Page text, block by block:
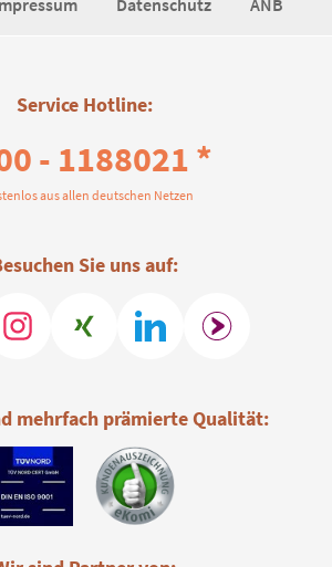
Datenschutz ANB
Service Hotline:
- 1188021 *
aus allen deutschen Netzen
Sie uns auf:
mehrfach prämierte Qualität: